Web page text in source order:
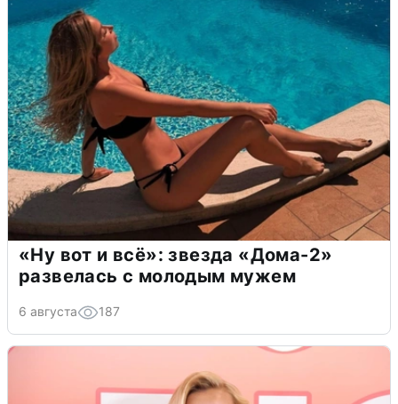
«Ну вот и всё»: звезда «Дома-2»
развелась с молодым мужем
6 августа 187